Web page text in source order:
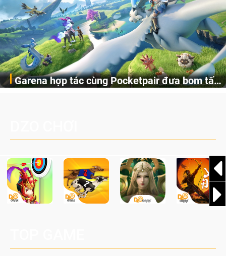
Garena hợp tác cùng Pocketpair đưa bom tấn
Pocketpair, Inc.